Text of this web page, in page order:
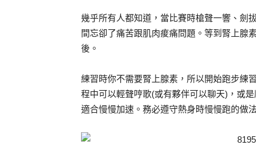
幾乎所有人都知道，當比賽時槍聲一響、劍
間忘卻了痛苦跟肌肉痠痛問題。等到腎上腺
後。
練習時你不需要腎上腺素，所以開始跑步練
程中可以輕聲哼歌(或有夥伴可以聊天)，或
適合慢慢加速。務必遵守熱身時慢慢跑的做